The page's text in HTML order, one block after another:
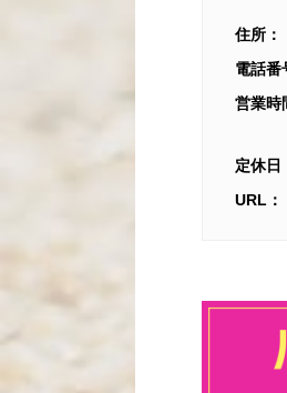
住所：
電話番
営業時
定休日
URL：